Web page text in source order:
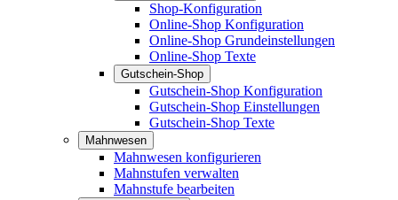
Shop-Konfiguration
Online-Shop Konfiguration
Online-Shop Grundeinstellungen
Online-Shop Texte
Gutschein-Shop
Gutschein-Shop Konfiguration
Gutschein-Shop Einstellungen
Gutschein-Shop Texte
Mahnwesen
Mahnwesen konfigurieren
Mahnstufen verwalten
Mahnstufe bearbeiten